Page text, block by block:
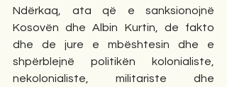
Ndërkaq, ata që e sanksionojnë
Kosovën dhe Albin Kurtin, de fakto
dhe de jure e mbështesin dhe e
shpërblejnë politikën kolonialiste,
nekolonialiste, militariste dhe